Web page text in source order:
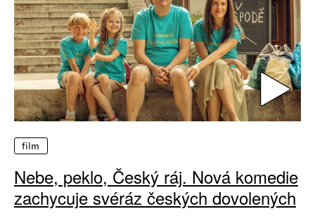
film
Nebe, peklo, Český ráj. Nová komedie
zachycuje svéráz českých dovolených